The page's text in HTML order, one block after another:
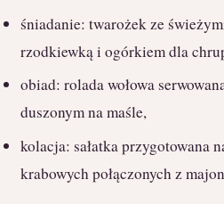
śniadanie: twarożek ze
rzodkiewką i ogórkiem dla
obiad: rolada wołowa
duszonym na maśle,
kolacja: sałatka przygotowana
krabowych połączonych z